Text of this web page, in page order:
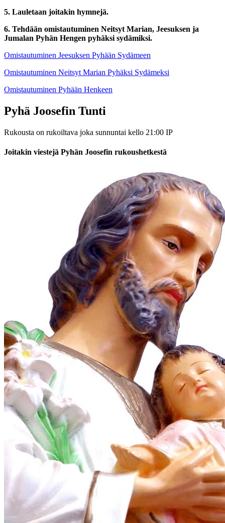
5. Lauletaan joitakin hymnejä.
6. Tehdään omistautuminen Neitsyt Marian, Jeesuksen ja
Jumalan Pyhän Hengen pyhäksi sydämiksi.
Omistautuminen Jeesuksen Pyhään Sydämeen
Omistautuminen Neitsyt Marian Pyhäksi Sydämeksi
Omistautuminen Pyhään Henkeen
Pyhä Joosefin Tunti
Rukousta on rukoiltava joka sunnuntai kello 21:00 IP
Joitakin viestejä Pyhän Joosefin rukoushetkestä